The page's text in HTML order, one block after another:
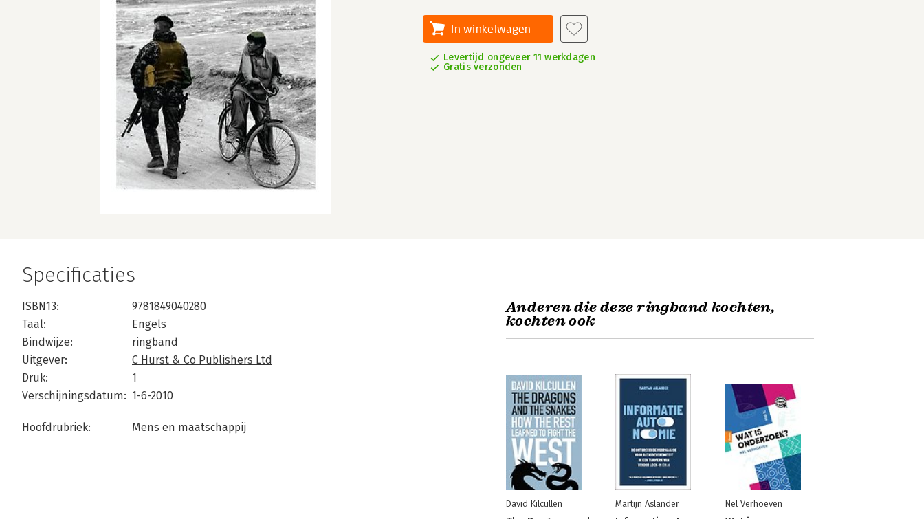
In winkelwagen
Levertijd ongeveer 11 werkdagen
Gratis verzonden
Specificaties
ISBN13:
9781849040280
Taal:
Engels
Bindwijze:
ringband
Uitgever:
C Hurst & Co Publishers Ltd
Druk:
1
Verschijningsdatum: 1-6-2010
Hoofdrubriek: Mens en maatschappij
Anderen die deze ringband kochten,
kochten ook
David Kilcullen Martijn Aslander Nel Verhoeven